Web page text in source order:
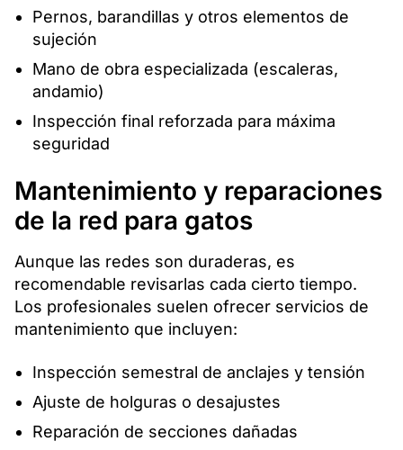
Pernos, barandillas y otros elementos de
sujeción
Mano de obra especializada (escaleras,
andamio)
Inspección final reforzada para máxima
seguridad
Mantenimiento y reparaciones
de la red para gatos
Aunque las redes son duraderas, es
recomendable revisarlas cada cierto tiempo.
Los profesionales suelen ofrecer servicios de
mantenimiento que incluyen:
Inspección semestral de anclajes y tensión
Ajuste de holguras o desajustes
Reparación de secciones dañadas